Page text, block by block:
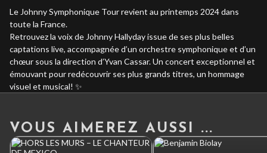
Le Johnny Symphonique Tour revient au printemps 2024 dans
toute la France.
Retrouvez la voix de Johnny Hallyday issue de ses plus belles
captations live, accompagnée d’un orchestre symphonique et d’un
chœur sous la direction d’Yvan Cassar. Un concert exceptionnel et
émouvant pour redécouvrir ses plus grands titres, un hommage
visuel et musical! ✨
VOUS AIMEREZ AUSSI ...